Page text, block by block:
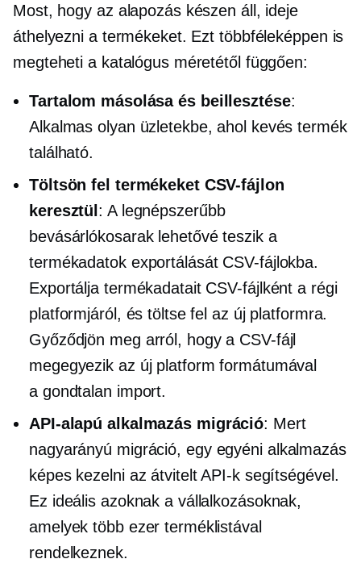
Most, hogy az alapozás készen áll, ideje
áthelyezni a termékeket. Ezt többféleképpen is
megteheti a katalógus méretétől függően:
Tartalom másolása és beillesztése:
Alkalmas olyan üzletekbe, ahol kevés termék
található.
Töltsön fel termékeket CSV-fájlon
keresztül : A legnépszerűbb
bevásárlókosarak lehetővé teszik a
termékadatok exportálását CSV-fájlokba.
Exportálja termékadatait CSV-fájlként a régi
platformjáról, és töltse fel az új platformra.
Győződjön meg arról, hogy a CSV-fájl
megegyezik az új platform formátumával
a gondtalan import.
API-alapú alkalmazás migráció: Mert
nagyarányú migráció, egy egyéni alkalmazás
képes kezelni az átvitelt API-k segítségével.
Ez ideális azoknak a vállalkozásoknak,
amelyek több ezer terméklistával
rendelkeznek.